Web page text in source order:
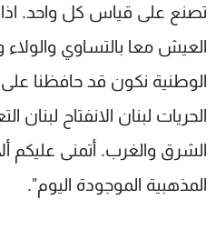
تصنع على قياس كل واحد.
العيش معا بالتساوي والولاء
الوطنية نكون قد حافظنا على
الحريات لبنان الانفتاح لبنان
الشرق والغرب. أتمنى عليكم
المذهبية الموجودة اليوم".